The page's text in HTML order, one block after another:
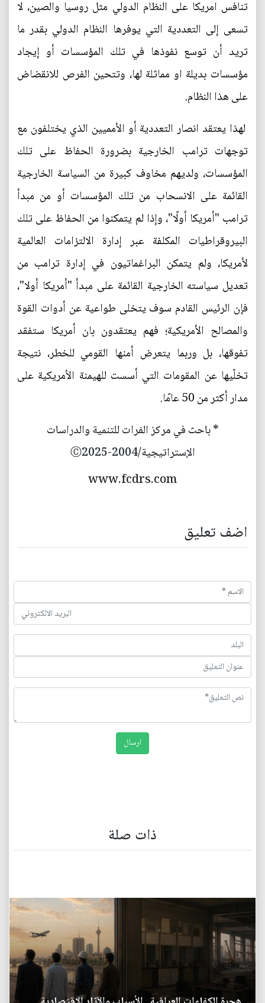
تنافس امريكا على النظام الدولي مثل روسيا والصين، لا
تسعى إلى التعددية التي يوفرها النظام الدولي بقدر ما
تريد أن توسع نفوذها في تلك المؤسسات أو إيجاد
مؤسسات بديلة او مماثلة لها، وتتحين الفرص للانقضاض
على هذا النظام.
لهذا يعتقد انصار التعددية أو الأمميين الذي يختلفون مع
توجهات ترامب الخارجية بضرورة الحفاظ على تلك
المؤسسات، ولديهم مخاوف كبيرة من السياسة الخارجية
القائمة على الانسحاب من تلك المؤسسات أو من مبدأ
ترامب "أمريكا أولًا"، وإذا لم يتمكنوا من الحفاظ على تلك
البيروقراطيات المكلفة عبر إدارة الالتزامات العالمية
لأمريكا، ولم يتمكن البراغماتيون في إدارة ترامب من
تعديل سياسته الخارجية القائمة على مبدأ "أمريكا أولا"،
فإن الرئيس القادم سوف يتخلى طواعية عن أدوات القوة
والمصالح الأمريكية؛ فهم يعتقدون بان أمريكا ستفقد
تفوقها، بل وربما يتعرض أمنها القومي للخطر، نتيجة
تخلّيها عن المقومات التي أسست للهيمنة الأمريكية على
مدار أكثر من 50 عامًا.
* باحث في مركز الفرات للتنمية والدراسات
الإستراتيجية/2004-Ⓒ2025
www.fcdrs.com
اضف تعليق
ذات صلة